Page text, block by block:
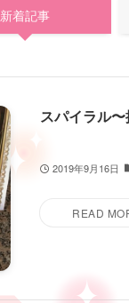
新着記事
スパイラル
2019年9月16日